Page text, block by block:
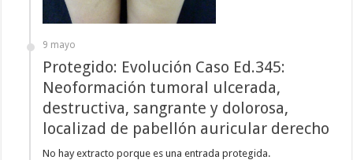
9 mayo
Protegido: Evolución Caso Ed.345:
Neoformación tumoral ulcerada,
destructiva, sangrante y dolorosa,
localizad de pabellón auricular derecho
No hay extracto porque es una entrada protegida.